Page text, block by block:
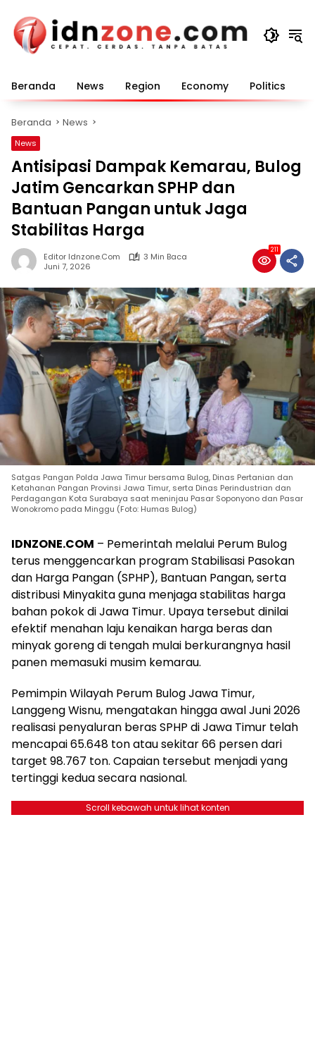
konten
Beranda News Region Economy Politics
Beranda News
News
Antisipasi Dampak Kemarau, Bulog
Jatim Gencarkan SPHP dan
Bantuan Pangan untuk Jaga
Stabilitas Harga
Editor Idnzone.com
3 Min Baca
Juni 7, 2026
211
Satgas Pangan Polda Jawa Timur bersama Bulog, Dinas Pertanian dan
Ketahanan Pangan Provinsi Jawa Timur, serta Dinas Perindustrian dan
Perdagangan Kota Surabaya saat meninjau Pasar Soponyono dan Pasar
Wonokromo pada Minggu (Foto: Humas Bulog)
IDNZONE.COM – Pemerintah melalui Perum Bulog
terus menggencarkan program Stabilisasi Pasokan
dan Harga Pangan (SPHP), Bantuan Pangan, serta
distribusi Minyakita guna menjaga stabilitas harga
bahan pokok di Jawa Timur. Upaya tersebut dinilai
efektif menahan laju kenaikan harga beras dan
minyak goreng di tengah mulai berkurangnya hasil
panen memasuki musim kemarau.
Pemimpin Wilayah Perum Bulog Jawa Timur,
Langgeng Wisnu, mengatakan hingga awal Juni 2026
realisasi penyaluran beras SPHP di Jawa Timur telah
mencapai 65.648 ton atau sekitar 66 persen dari
target 98.767 ton. Capaian tersebut menjadi yang
tertinggi kedua secara nasional.
Scroll kebawah untuk lihat konten